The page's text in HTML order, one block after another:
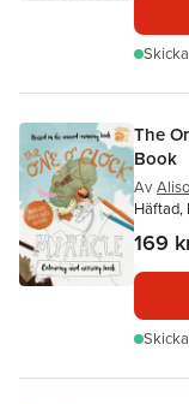
The
Book
Av
Häftad,
169